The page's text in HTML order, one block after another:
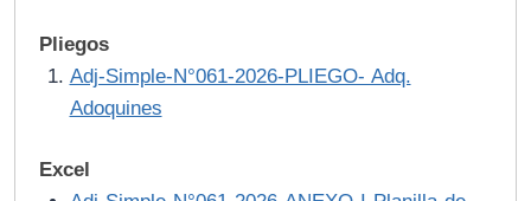
Pliegos
Adj-Simple-N°061-2026-PLIEGO- Adq.
Adoquines
Excel